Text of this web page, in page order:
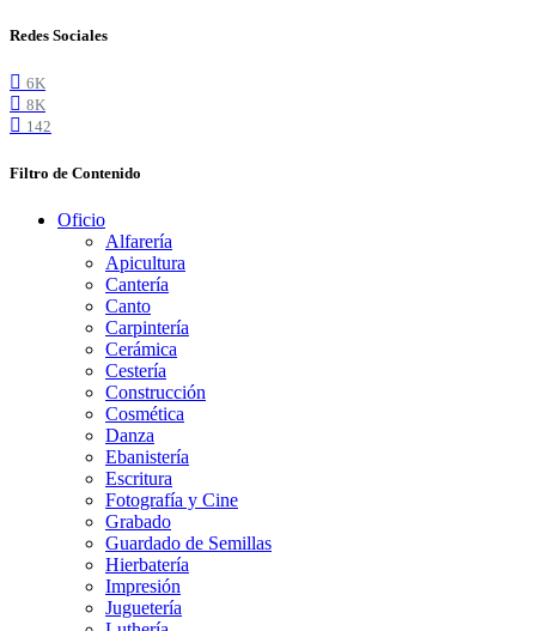
Redes Sociales
6K
8K
142
Filtro de Contenido
Oficio
Alfarería
Apicultura
Cantería
Canto
Carpintería
Cerámica
Cestería
Construcción
Cosmética
Danza
Ebanistería
Escritura
Fotografía y Cine
Grabado
Guardado de Semillas
Hierbatería
Impresión
Juguetería